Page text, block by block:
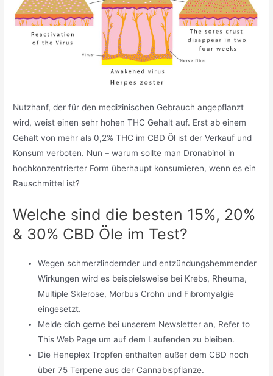
Nutzhanf, der für den medizinischen Gebrauch angepflanzt
wird, weist einen sehr hohen THC Gehalt auf. Erst ab einem
Gehalt von mehr als 0,2% THC im CBD Öl ist der Verkauf und
Konsum verboten. Nun – warum sollte man Dronabinol in
hochkonzentrierter Form überhaupt konsumieren, wenn es ein
Rauschmittel ist?
Welche sind die besten 15%, 20%
& 30% CBD Öle im Test?
Wegen schmerzlindernder und entzündungshemmender
Wirkungen wird es beispielsweise bei Krebs, Rheuma,
Multiple Sklerose, Morbus Crohn und Fibromyalgie
eingesetzt.
Melde dich gerne bei unserem Newsletter an, Refer to
This Web Page um auf dem Laufenden zu bleiben.
Die Heneplex Tropfen enthalten außer dem CBD noch
über 75 Terpene aus der Cannabispflanze.